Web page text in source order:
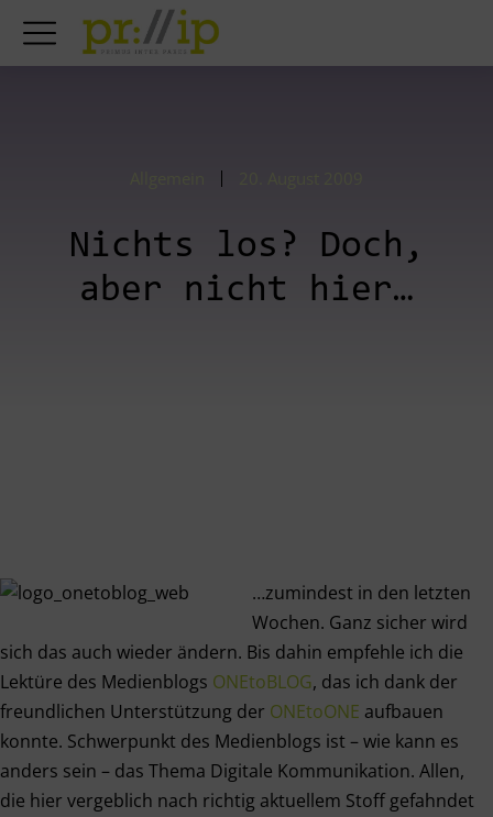
Nichts los? Doch,
aber nicht hier…
…zumindest in den letzten
Wochen. Ganz sicher wird
sich das auch wieder ändern. Bis dahin empfehle ich die
Lektüre des Medienblogs ONEtoBLOG, das ich dank der
freundlichen Unterstützung der ONEtoONE aufbauen
konnte. Schwerpunkt des Medienblogs ist – wie kann es
anders sein – das Thema Digitale Kommunikation. Allen,
die hier vergeblich nach richtig aktuellem Stoff gefahndet